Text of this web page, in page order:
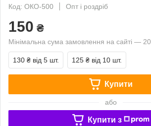
Код: ОКО-500
Опт і роздріб
150 ₴
Мінімальна сума замовлення на сайті —
130 ₴ від 5 шт. 125 ₴ від 10 шт.
Купити
або
Купити з